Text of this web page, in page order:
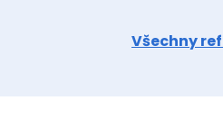
Všechny